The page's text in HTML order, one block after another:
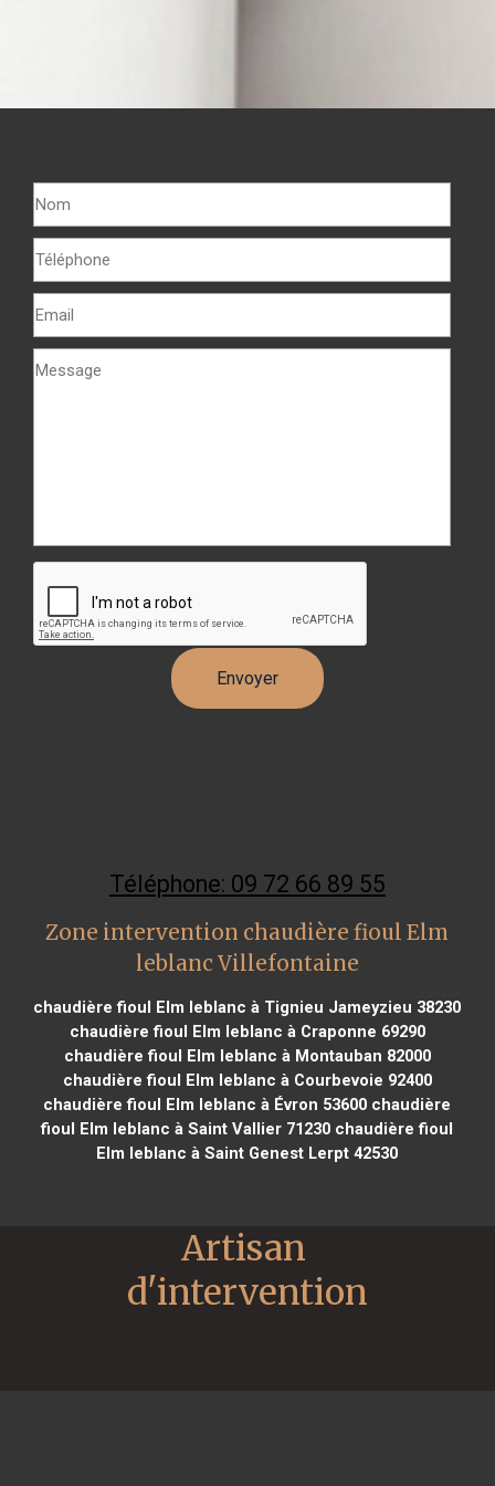
Téléphone: 09 72 66 89 55
Zone intervention chaudière fioul Elm
leblanc Villefontaine
chaudière fioul Elm leblanc à Tignieu Jameyzieu 38230
chaudière fioul Elm leblanc à Craponne 69290
chaudière fioul Elm leblanc à Montauban 82000
chaudière fioul Elm leblanc à Courbevoie 92400
chaudière fioul Elm leblanc à Évron 53600 chaudière
fioul Elm leblanc à Saint Vallier 71230 chaudière fioul
Elm leblanc à Saint Genest Lerpt 42530
Artisan
d'intervention